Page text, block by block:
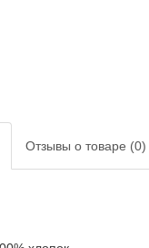
Отзывы о товаре (0)